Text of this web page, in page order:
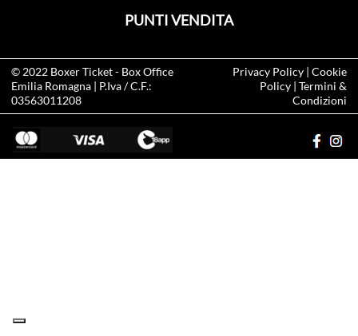
PUNTI VENDITA
© 2022 Boxer Ticket- Box Office
Emilia Romagna | P.Iva / C.F.:
03563011208
Privacy Policy| Cookie
Policy| Termini &
Condizioni